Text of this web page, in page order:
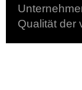
Qualität der